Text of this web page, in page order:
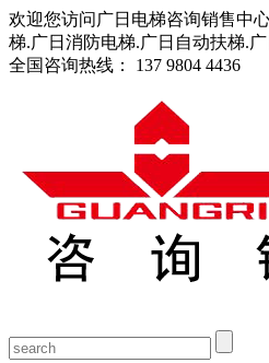
欢迎您访问广日电梯咨询销售中
梯.广日消防电梯.广日自动扶梯.
全国咨询热线：
137 9804 4436